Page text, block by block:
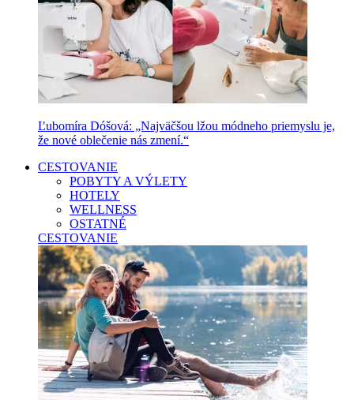
Ľubomíra Dóšová: „Najväčšou lžou módneho priemyslu je,
že nové oblečenie nás zmení.“
CESTOVANIE
POBYTY A VÝLETY
HOTELY
WELLNESS
OSTATNÉ
CESTOVANIE